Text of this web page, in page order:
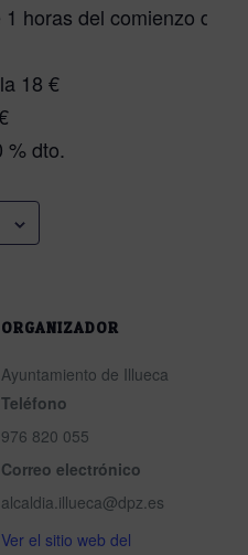
horas del comienzo de la
18 €
% dto.
ORGANIZADOR
Ayuntamiento de Illueca
Teléfono
976 820 055
Correo electrónico
alcaldia.illueca@dpz.es
Ver el sitio web del